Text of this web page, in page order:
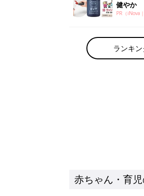
健やか
PR（iNova
ランキ
赤ちゃん・育